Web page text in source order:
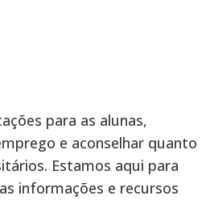
para as alunas,
e aconselhar quanto
Estamos aqui para
informações e recursos